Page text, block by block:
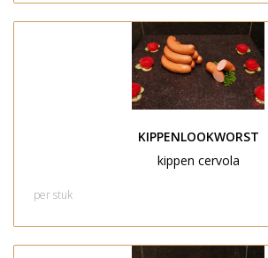
KIPPENLOOKWORST
kippen cervola
per stuk